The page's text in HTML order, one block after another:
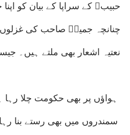
حبیبﷺ کے سراپا کے بیان کو
چنانچہ جمیلؔ صاحب کی غزلوں
نعتیہ اشعار بھی ملتے ہیں۔
ہواؤں پر بھی حکومت چلا رہا
سمندروں میں بھی رستے بنا